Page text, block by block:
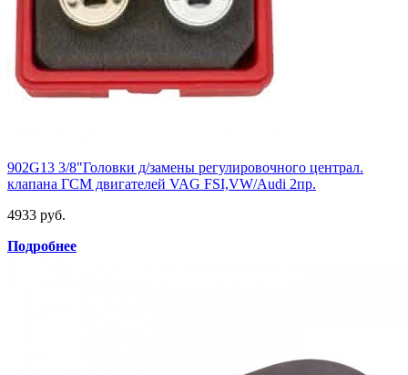
902G13 3/8"Головки д/замены регулировочного централ.
клапана ГСМ двигателей VAG FSI,VW/Audi 2пр.
4933 руб.
Подробнее